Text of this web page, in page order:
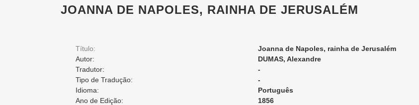
JOANNA DE NAPOLES, RAINHA DE JERUSALÉM
Título:
Joanna de Napoles, rainha de Jerusalém
Autor:
DUMAS, Alexandre
Tradutor:
-
Tipo de Tradução:
-
Idioma:
Português
Ano de Edição:
1856